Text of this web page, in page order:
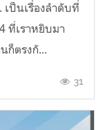
เป็นเรื่องลำดับที่
ที่เราหยิบมา
ก็ตรงกั...
31